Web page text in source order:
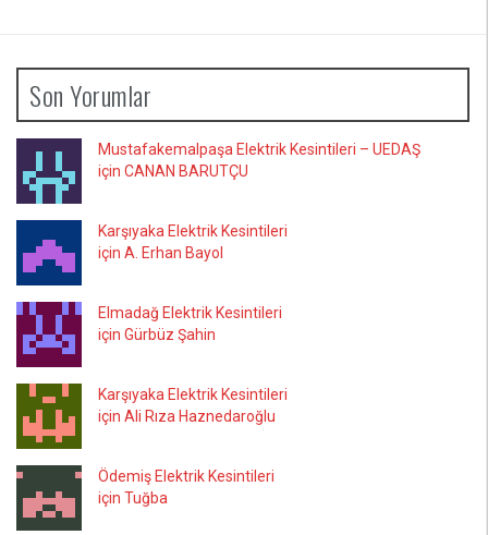
Son Yorumlar
Mustafakemalpaşa Elektrik Kesintileri – UEDAŞ
için CANAN BARUTÇU
Karşıyaka Elektrik Kesintileri
için A. Erhan Bayol
Elmadağ Elektrik Kesintileri
için Gürbüz Şahin
Karşıyaka Elektrik Kesintileri
için Ali Rıza Haznedaroğlu
Ödemiş Elektrik Kesintileri
için Tuğba